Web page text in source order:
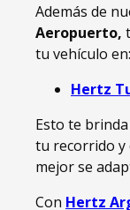
Además de
Aeropuerto,
tu vehículo en:
Hertz
Esto te
tu recorrido y
mejor se
Con Hertz